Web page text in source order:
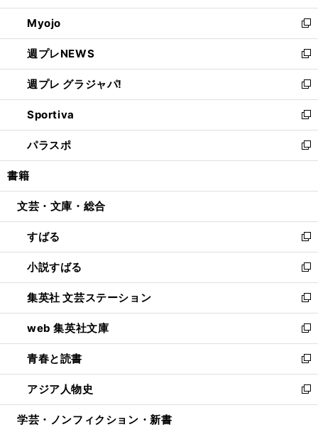
開
く
ウ
で
開
く
ン
ド
ウ
で
開
く
ウ
ィ
ン
ド
ウ
で
開
く
Myojo
新
し
い
ウ
ィ
ン
ド
ウ
で
開
週プレNEWS
新
し
い
ウ
ィ
ン
ド
ウ
開
週プレ グラジャパ!
新
し
い
ウ
ィ
ン
ウ
開
く
Sportiva
新
し
い
ウ
ン
ウ
で
開
く
パラスポ
新
し
ウ
ン
ド
ウ
で
開
く
書籍
文芸・文庫・総合
すばる
新
し
い
ウ
ィ
ン
ド
ウ
で
開
く
小説すばる
新
し
い
ウ
ィ
ン
ド
ウ
で
開
集英社 文芸ステーション
新
し
い
ウ
ィ
ン
ド
ウ
web 集英社文庫
新
し
い
ウ
ィ
ン
青春と読書
新
し
い
ウ
アジア人物史
新
し
学芸・ノンフィクション・新書